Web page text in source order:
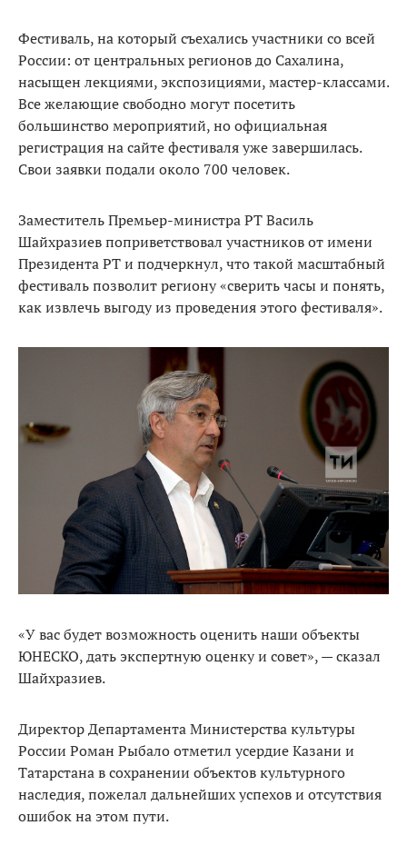
Фестиваль, на который съехались участники со всей
России: от центральных регионов до Сахалина,
насыщен лекциями, экспозициями, мастер-классами.
Все желающие свободно могут посетить
большинство мероприятий, но официальная
регистрация на сайте фестиваля уже завершилась.
Свои заявки подали около 700 человек.
Заместитель Премьер-министра РТ Василь
Шайхразиев поприветствовал участников от имени
Президента РТ и подчеркнул, что такой масштабный
фестиваль позволит региону «сверить часы и понять,
как извлечь выгоду из проведения этого фестиваля».
«У вас будет возможность оценить наши объекты
ЮНЕСКО, дать экспертную оценку и совет», — сказал
Шайхразиев.
Директор Департамента Министерства культуры
России Роман Рыбало отметил усердие Казани и
Татарстана в сохранении объектов культурного
наследия, пожелал дальнейших успехов и отсутствия
ошибок на этом пути.